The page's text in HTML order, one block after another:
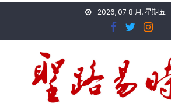
2026, 07 8 月, 星期五